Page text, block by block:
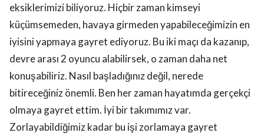
eksiklerimizi biliyoruz. Hiçbir zaman kimseyi
küçümsemeden, havaya girmeden yapabileceğimizin en
iyisini yapmaya gayret ediyoruz. Bu iki maçı da kazanıp,
devre arası 2 oyuncu alabilirsek, o zaman daha net
konuşabiliriz. Nasıl başladığınız değil, nerede
bitireceğiniz önemli. Ben her zaman hayatımda gerçekçi
olmaya gayret ettim. İyi bir takımımız var.
Zorlayabildiğimiz kadar bu işi zorlamaya gayret